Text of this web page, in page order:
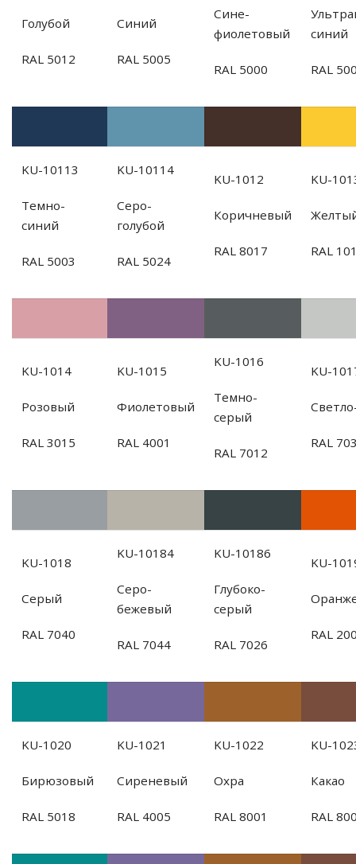
Голубой
RAL 5012
Синий
RAL 5005
Сине-
фиолетовый
RAL 5000
синий
RAL
KU-10113
Темно-
синий
RAL 5003
KU-10114
Серо-
голубой
RAL 5024
KU-1012
Коричневый
RAL 8017
KU-
RAL
KU-1014
Розовый
RAL 3015
KU-1015
Фиолетовый
RAL 4001
KU-1016
Темно-
серый
RAL 7012
KU-
RAL
KU-1018
Серый
RAL 7040
KU-10184
Серо-
бежевый
RAL 7044
KU-10186
Глубоко-
серый
RAL 7026
KU-
RAL
KU-1020
Бирюзовый
RAL 5018
KU-1021
Сиреневый
RAL 4005
KU-1022
Охра
RAL 8001
KU-
Какао
RAL